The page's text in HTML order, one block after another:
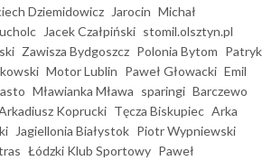
Dziemidowicz Jarocin Michał
Jacek Czałpiński stomil.olsztyn.pl
Zawisza Bydgoszcz Polonia Bytom Patryk
Motor Lublin Paweł Głowacki Emil
Mławianka Mława sparingi Barczewo
Koprucki Tęcza Biskupiec Arka
Jagiellonia Białystok Piotr Wypniewski
Łódzki Klub Sportowy Paweł